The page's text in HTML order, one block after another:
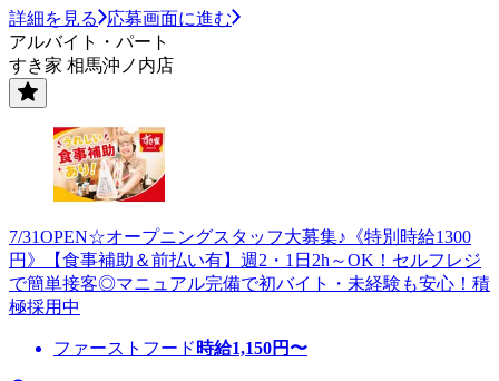
詳細を見る
応募画面に進む
アルバイト・パート
すき家 相馬沖ノ内店
7/31OPEN☆オープニングスタッフ大募集♪《特別時給1300
円》【食事補助＆前払い有】週2・1日2h～OK！セルフレジ
で簡単接客◎マニュアル完備で初バイト・未経験も安心！積
極採用中
ファーストフード 時給1,150円〜